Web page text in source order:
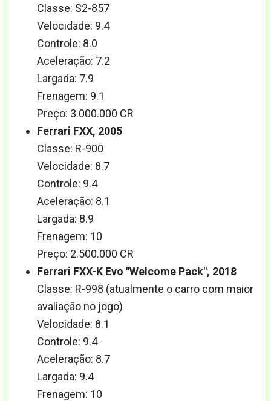
Classe: S2-857
Velocidade: 9.4
Controle: 8.0
Aceleração: 7.2
Largada: 7.9
Frenagem: 9.1
Preço: 3.000.000 CR
Ferrari FXX, 2005
Classe: R-900
Velocidade: 8.7
Controle: 9.4
Aceleração: 8.1
Largada: 8.9
Frenagem: 10
Preço: 2.500.000 CR
Ferrari FXX-K Evo "Welcome Pack", 2018
Classe: R-998 (atualmente o carro com maior
avaliação no jogo)
Velocidade: 8.1
Controle: 9.4
Aceleração: 8.7
Largada: 9.4
Frenagem: 10